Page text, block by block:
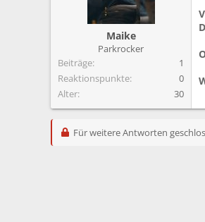
Maike
Parkrocker
Beiträge
1
Reaktionspunkte
0
Alter
30
Für weitere Antworten